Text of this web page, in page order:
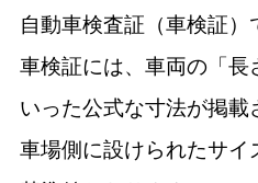
自動車検査証（車検証）
車検証には、車両の「長
いった公式な寸法が掲載
車場側に設けられたサイ